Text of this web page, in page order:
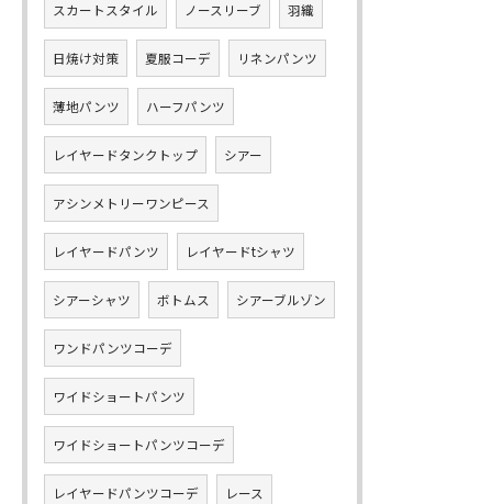
スカートスタイル ノースリーブ 羽織
日焼け対策 夏服コーデ リネンパンツ
薄地パンツ ハーフパンツ
レイヤードタンクトップ シアー
アシンメトリーワンピース
レイヤードパンツ レイヤードtシャツ
シアーシャツ ボトムス シアーブルゾン
ワンドパンツコーデ
ワイドショートパンツ
ワイドショートパンツコーデ
レイヤードパンツコーデ レース